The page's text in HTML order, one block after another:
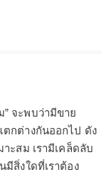
จะพบว่ามีขาย
กต่างกันออกไป ดัง
ะสม เรามีเคล็ดลับ
สิ่งใดที่เราต้อง